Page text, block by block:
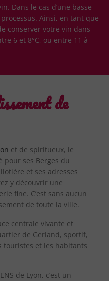
Dans le cas d’une basse
Ainsi, en tant que
conserver votre vin dans
6 et 8°C, ou entre 11 à
de
et de spiritueux, le
pour ses Berges du
et ses adresses
y découvrir une
fine. C’est sans aucun
de toute la ville.
centrale vivante et
de Gerland, sportif,
touristes et les habitants
de Lyon, c’est un